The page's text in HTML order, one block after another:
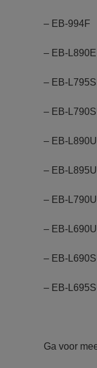
– EB-994F
– EB-L890E
– EB-
– EB-
– EB-L890U
– EB-L895U
– EB-L790U
– EB-L690U
– EB-
– EB-
Ga voor